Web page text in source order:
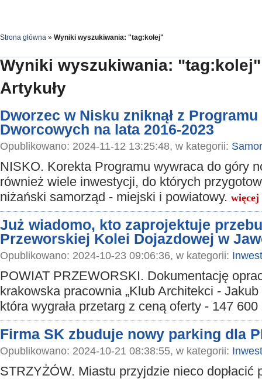
Strona główna » Wyniki wyszukiwania: "tag:kolej"
Wyniki wyszukiwania: "tag:kolej"
Artykuły
Dworzec w Nisku zniknął z
Dworcowych na lata 2016-2023
Opublikowano: 2024-11-12 13:25:48, w kategorii:
NISKO. Korekta Programu wywraca do góry
również wiele inwestycji, do których
niżański samorząd - miejski i powiatowy. więcej
Już wiadomo, kto zaprojektuje
Przeworskiej Kolei Dojazdowej w
Opublikowano: 2024-10-23 09:06:36, w kategorii:
POWIAT PRZEWORSKI. Dokumentację
krakowska pracownia „Klub Architekci - Jakub
która wygrała przetarg z ceną oferty - 147 600
Firma SK zbuduje nowy parking dla
Opublikowano: 2024-10-21 08:38:55, w kategorii:
STRZYŻÓW. Miastu przyjdzie nieco dopłacić